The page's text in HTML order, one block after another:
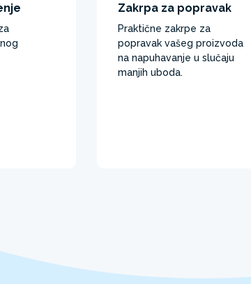
Zakrpa za popravak
Praktične zakrpe za
popravak vašeg proizvoda
na napuhavanje u slučaju
manjih uboda.